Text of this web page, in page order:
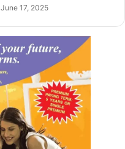
June 17, 2025